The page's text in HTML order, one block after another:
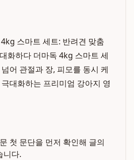
스마트 세트: 반려견 맞춤
화하다 더마독 4kg 스마트 세
어 관절과 장, 피모를 동시 케
대화하는 프리미엄 강아지 영
첫 문단을 먼저 확인해 글의
니다.